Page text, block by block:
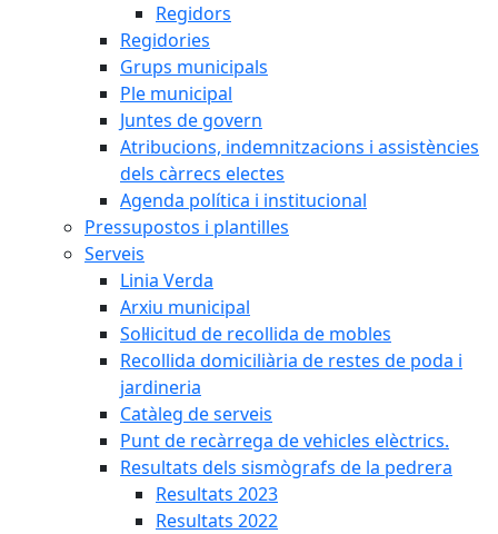
Regidors
Regidories
Grups municipals
Ple municipal
Juntes de govern
Atribucions, indemnitzacions i assistències
dels càrrecs electes
Agenda política i institucional
Pressupostos i plantilles
Serveis
Linia Verda
Arxiu municipal
Sol·licitud de recollida de mobles
Recollida domiciliària de restes de poda i
jardineria
Catàleg de serveis
Punt de recàrrega de vehicles elèctrics.
Resultats dels sismògrafs de la pedrera
Resultats 2023
Resultats 2022